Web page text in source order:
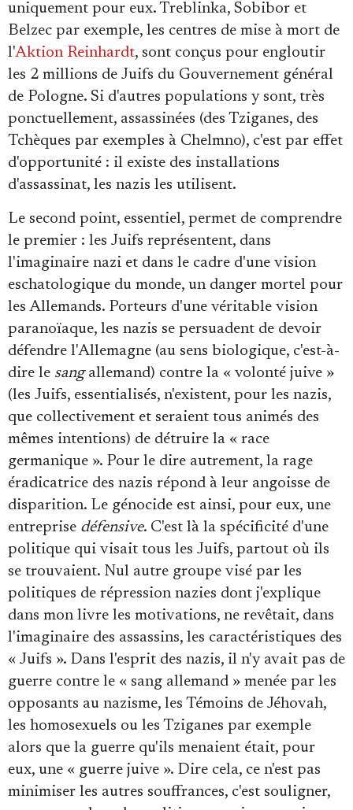
uniquement pour eux. Treblinka, Sobibor et
Belzec par exemple, les centres de mise à mort de
l'Aktion Reinhardt, sont conçus pour engloutir
les 2 millions de Juifs du Gouvernement général
de Pologne. Si d'autres populations y sont, très
ponctuellement, assassinées (des Tziganes, des
Tchèques par exemples à Chelmno), c'est par effet
d'opportunité : il existe des installations
d'assassinat, les nazis les utilisent.
Le second point, essentiel, permet de comprendre
le premier : les Juifs représentent, dans
l'imaginaire nazi et dans le cadre d'une vision
eschatologique du monde, un danger mortel pour
les Allemands. Porteurs d'une véritable vision
paranoïaque, les nazis se persuadent de devoir
défendre l'Allemagne (au sens biologique, c'est-à-
dire le sangallemand) contre la « volonté juive »
(les Juifs, essentialisés, n'existent, pour les nazis,
que collectivement et seraient tous animés des
mêmes intentions) de détruire la « race
germanique ». Pour le dire autrement, la rage
éradicatrice des nazis répond à leur angoisse de
disparition. Le génocide est ainsi, pour eux, une
entreprise défensive. C'est là la spécificité d'une
politique qui visait tous les Juifs, partout où ils
se trouvaient. Nul autre groupe visé par les
politiques de répression nazies dont j'explique
dans mon livre les motivations, ne revêtait, dans
l'imaginaire des assassins, les caractéristiques des
« Juifs ». Dans l'esprit des nazis, il n'y avait pas de
guerre contre le « sang allemand » menée par les
opposants au nazisme, les Témoins de Jéhovah,
les homosexuels ou les Tziganes par exemple
alors que la guerre qu'ils menaient était, pour
eux, une « guerre juive ». Dire cela, ce n'est pas
minimiser les autres souffrances, c'est souligner,